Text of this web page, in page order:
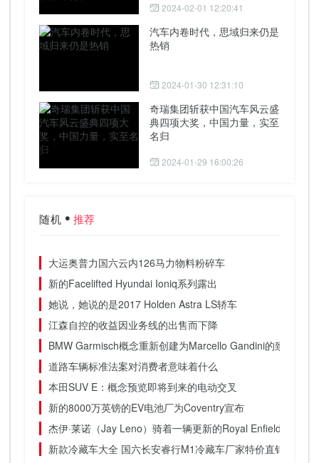
2024-02-01 12:20:41
汽车内卷时代，思域归来仍是
热销
2024-01-30 12:31:10
奇瑞集团斩获中国汽车风云盛
典四项大奖，中国力量，实至
名归
2024-01-29 16:00:26
随机 推荐
大运奥普力国六云内126马力物料粉碎车
新的Facelifted Hyundai Ioniq系列露出
她说，她说的是2017 Holden Astra LS轿车
江森自控的收益因业务线的出售而下降
BMW Garmisch概念重新创建为Marcello Gandini的致敬
道路车辆标准法案对消费者意味着什么
本田SUV E：概念预览即将到来的电动交叉
新的8000万英镑的EV电池厂为Coventry宣布
杰伊·莱诺（Jay Leno）骑着一辆更新的Royal Enfield摩托车
新款冷藏车大全 国六长安睿行M1冷藏车厂家特价直销C证可